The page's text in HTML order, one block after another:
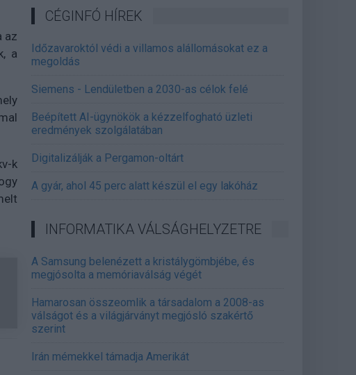
az
a
k
CÉGINFÓ HÍREK
Időzavaroktól védi a villamos alállomásokat ez a
megoldás
Siemens - Lendületben a 2030-as célok felé
Beépített AI-ügynökök a kézzelfogható üzleti
eredmények szolgálatában
Digitalizálják a Pergamon-oltárt
A gyár, ahol 45 perc alatt készül el egy lakóház
INFORMATIKA VÁLSÁGHELYZETRE
A Samsung belenézett a kristálygömbjébe, és
megjósolta a memóriaválság végét
Hamarosan összeomlik a társadalom a 2008-as
válságot és a világjárványt megjósló szakértő
szerint
Irán mémekkel támadja Amerikát